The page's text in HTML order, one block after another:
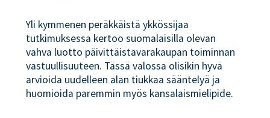
Yli kymmenen peräkkäistä ykkössijaa
tutkimuksessa kertoo suomalaisilla olevan
vahva luotto päivittäistavarakaupan toiminnan
vastuullisuuteen. Tässä valossa olisikin hyvä
arvioida uudelleen alan tiukkaa sääntelyä ja
huomioida paremmin myös kansalaismielipide.